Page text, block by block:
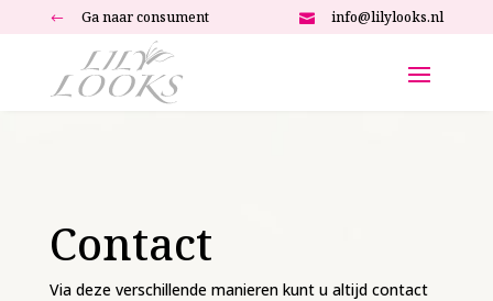
# Ga naar consument  info@lilylooks.nl
Contact
Via deze verschillende manieren kunt u altijd contact